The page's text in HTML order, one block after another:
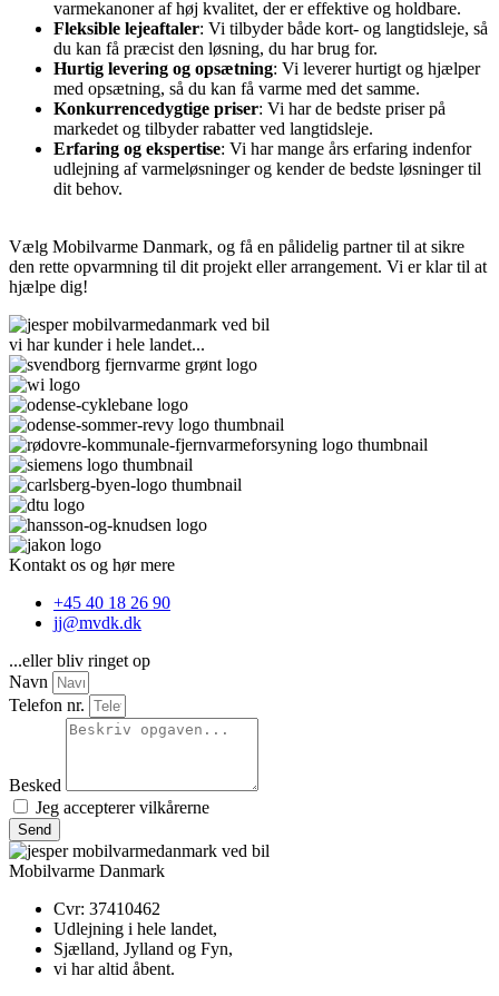
varmekanoner af høj kvalitet, der er effektive og holdbare.
Fleksible lejeaftaler: Vi tilbyder både kort- og langtidsleje, så
du kan få præcist den løsning, du har brug for.
Hurtig levering og opsætning: Vi leverer hurtigt og hjælper
med opsætning, så du kan få varme med det samme.
Konkurrencedygtige priser: Vi har de bedste priser på
markedet og tilbyder rabatter ved langtidsleje.
Erfaring og ekspertise: Vi har mange års erfaring indenfor
udlejning af varmeløsninger og kender de bedste løsninger til
dit behov.
Vælg Mobilvarme Danmark, og få en pålidelig partner til at sikre
den rette opvarmning til dit projekt eller arrangement. Vi er klar til at
hjælpe dig!
vi har kunder i hele landet...
Kontakt os og hør mere
+45 40 18 26 90
jj@mvdk.dk
...eller bliv ringet op
Navn
Telefon nr.
Besked
Jeg accepterervilkårerne
Send
Mobilvarme Danmark
Cvr: 37410462
Udlejning i hele landet,
Sjælland, Jylland og Fyn,
vi har altid åbent.